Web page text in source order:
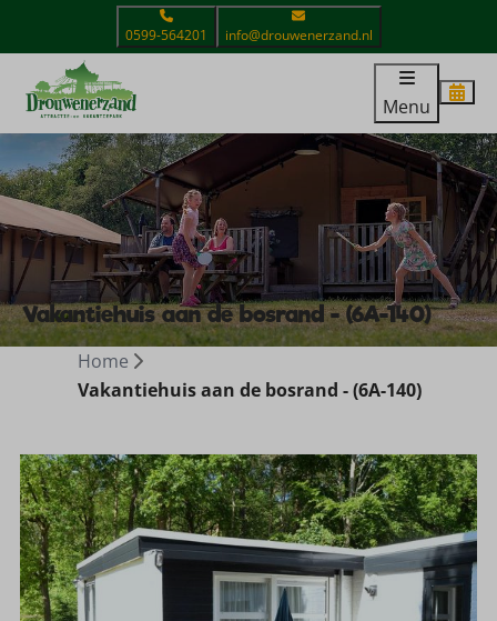
0599-564201 info@drouwenerzand.nl
Menu
Vakantiehuis aan de bosrand - (6A-140)
Home
Vakantiehuis aan de bosrand - (6A-140)